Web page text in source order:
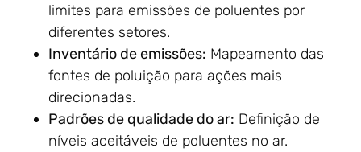
limites para emissões de poluentes por
diferentes setores.
Inventário de emissões: Mapeamento das
fontes de poluição para ações mais
direcionadas.
Padrões de qualidade do ar: Definição de
níveis aceitáveis de poluentes no ar.